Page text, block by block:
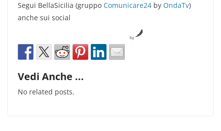
Segui BellaSicilia (gruppo Comunicare24 by OndaTv)
anche sui social
by
Vedi Anche ...
No related posts.